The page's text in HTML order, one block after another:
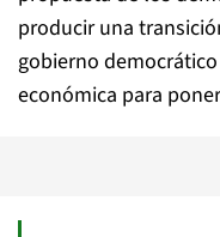
producir una
gobierno
económica para